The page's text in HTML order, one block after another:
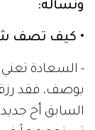
ونسأله:
• كيف تصف
- السعادة
يوصف، فقد
السابق أخ